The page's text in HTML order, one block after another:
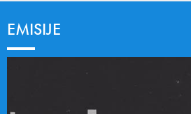
EMISIJE